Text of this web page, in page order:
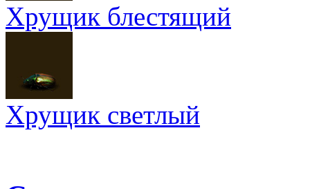
Хрущик блестящий
Хрущик светлый